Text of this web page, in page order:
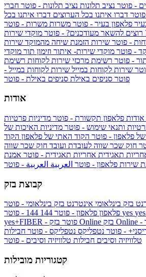
- פוטר נציב תלונות נציב תלונות - פוטר חברי
דברו איתנו בכל הערוצים דברו איתנו בכל
פלאפון בעיר - פוטר משרות משרות - פוטר
רוצים להשאר מעודכנים? - פוטר מוקדי שירות
- פוטר שירות הזמנת שיחה מהמוקד שירות
- פוטר מוקדי שירות- איתור וזימון תור מוקדי
- פוטר רשימת מרכזי שירות לקוחות רשימת
שירות לקוחות במייל שירות לקוחות במייל -
פוטר סניפים באילת סניפים באילת - פוטר
אודות
אודות פלאפון תקשורת - פוטר מדיניות פרטיות
ותנאי שימוש - פוטר מדיניות האיכות של
של פלאפון - פוטר הקוד האתי של פלאפון הקוד
חוק שכר שווה לעובדת ועובד חוק שכר שווה
תאגידית אחריות תאגידית - פוטר אמנת
שירות פלאפון - פוטר العربية العربية - פוטר
קבוצת בזק
בזק בינלאומי אינטרנט בזק בינלאומי - פוטר
פלאפון פלאפון - פוטר 144 yes
yes+FIBER - פוטר בזק Online
- פוטר נטפליקס נטפליקס - פוטר חבילות
טלוויזיה וסיבים חבילות טלוויזיה וסיבים - פוטר
קטגוריות מובילות